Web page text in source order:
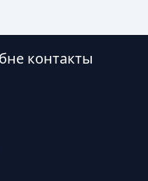
контакты